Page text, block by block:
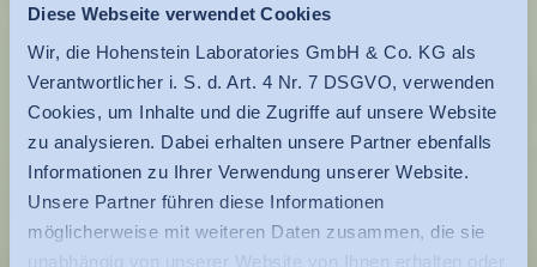
Diese Webseite verwendet Cookies
Wir, die Hohenstein Laboratories GmbH & Co. KG als
Verantwortlicher i. S. d. Art. 4 Nr. 7 DSGVO, verwenden
Cookies, um Inhalte und die Zugriffe auf unsere Website
zu analysieren. Dabei erhalten unsere Partner ebenfalls
Informationen zu Ihrer Verwendung unserer Website.
Unsere Partner führen diese Informationen
möglicherweise mit weiteren Daten zusammen, die sie
unabhängig von unserer Website von Ihnen erhalten oder